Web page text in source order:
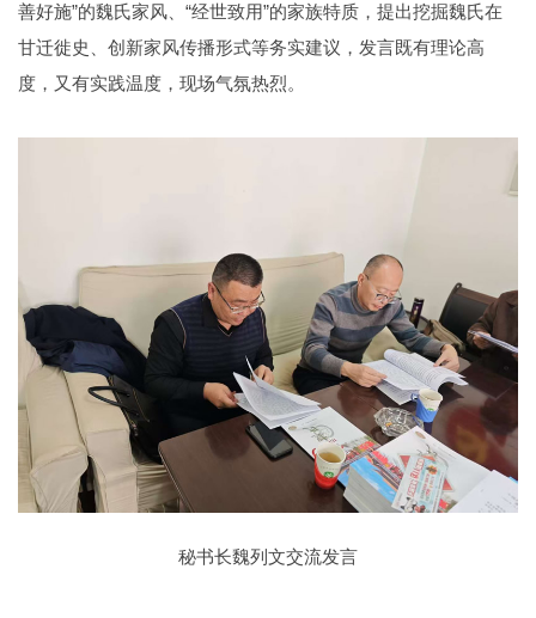
善好施”的魏氏家风、“经世致用”的家族特质，提出挖掘魏氏在
甘迁徙史、创新家风传播形式等务实建议，发言既有理论高
度，又有实践温度，现场气氛热烈。
秘书长魏列文交流发言